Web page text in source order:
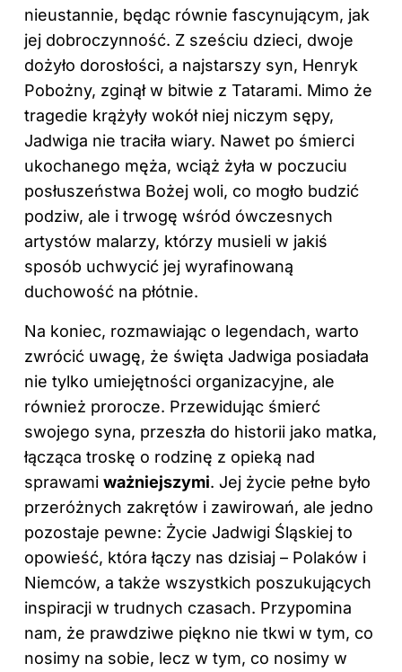
nieustannie, będąc równie fascynującym, jak
jej dobroczynność. Z sześciu dzieci, dwoje
dożyło dorosłości, a najstarszy syn, Henryk
Pobożny, zginął w bitwie z Tatarami. Mimo że
tragedie krążyły wokół niej niczym sępy,
Jadwiga nie traciła wiary. Nawet po śmierci
ukochanego męża, wciąż żyła w poczuciu
posłuszeństwa Bożej woli, co mogło budzić
podziw, ale i trwogę wśród ówczesnych
artystów malarzy, którzy musieli w jakiś
sposób uchwycić jej wyrafinowaną
duchowość na płótnie.
Na koniec, rozmawiając o legendach, warto
zwrócić uwagę, że święta Jadwiga posiadała
nie tylko umiejętności organizacyjne, ale
również prorocze. Przewidując śmierć
swojego syna, przeszła do historii jako matka,
łącząca troskę o rodzinę z opieką nad
sprawami ważniejszymi. Jej życie pełne było
przeróżnych zakrętów i zawirowań, ale jedno
pozostaje pewne: Życie Jadwigi Śląskiej to
opowieść, która łączy nas dzisiaj – Polaków i
Niemców, a także wszystkich poszukujących
inspiracji w trudnych czasach. Przypomina
nam, że prawdziwe piękno nie tkwi w tym, co
nosimy na sobie, lecz w tym, co nosimy w